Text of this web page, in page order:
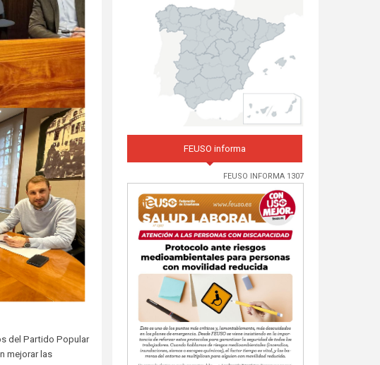
del Partido Popular
mejorar las
FEUSO informa
FEUSO INFORMA 1307